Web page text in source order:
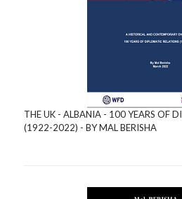
THE UK - ALBANIA - 100 YEARS OF
(1922-2022) - BY MAL BERISHA